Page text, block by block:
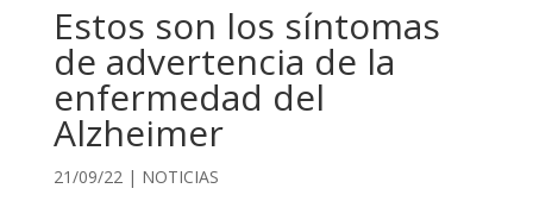
Estos son los síntomas
de advertencia de la
enfermedad del
Alzheimer
21/09/22| NOTICIAS